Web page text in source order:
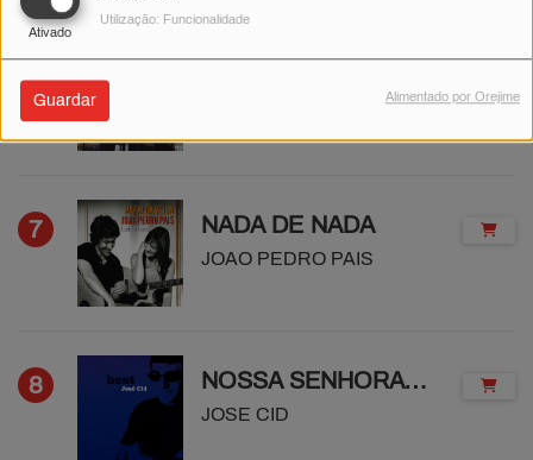
Ativado
Utilização: Funcionalidade
Guardar Alimentado por Orejime
6 Faz Bem
7 NADA DE NADA
JOAO PEDRO PAIS
8 NOSSA SENHORA DO TEJO
JOSE CID